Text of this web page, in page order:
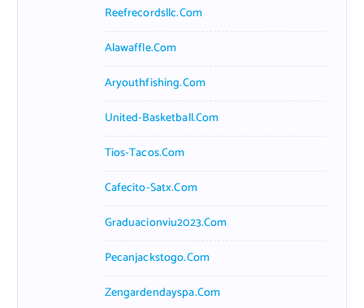
Reefrecordsllc.com
Alawaffle.com
Aryouthfishing.com
United-Basketball.com
Tios-Tacos.com
Cafecito-Satx.com
Graduacionviu2023.com
Pecanjackstogo.com
Zengardendayspa.com